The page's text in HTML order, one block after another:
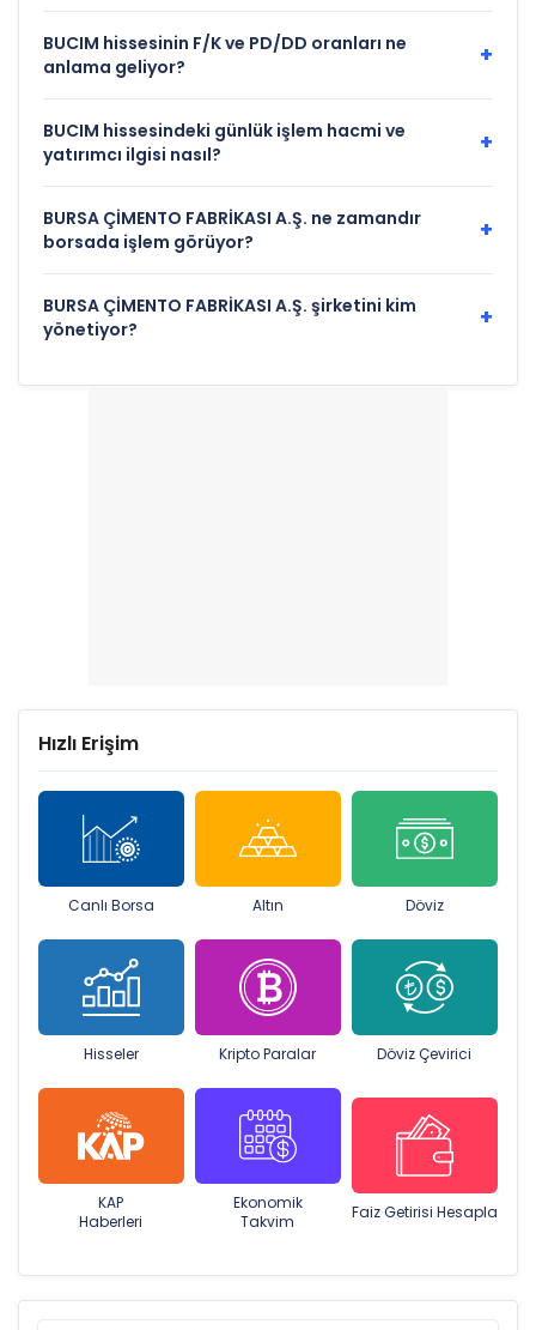
BUCIM hissesinin F/K ve PD/DD oranları ne
anlama geliyor?
+
BUCIM hissesindeki günlük işlem hacmi ve
yatırımcı ilgisi nasıl?
+
BURSA ÇİMENTO FABRİKASI A.Ş. ne zamandır
borsada işlem görüyor?
+
BURSA ÇİMENTO FABRİKASI A.Ş. şirketini kim
yönetiyor?
+
Hızlı Erişim
Canlı Borsa Altın Döviz
Hisseler Kripto Paralar Döviz Çevirici
KAP
Haberleri
Ekonomik
Takvim
Faiz Getirisi Hesapla